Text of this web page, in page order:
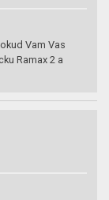
Vam Vas
Ramax 2 a